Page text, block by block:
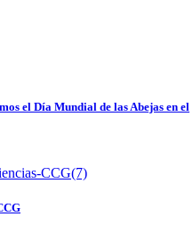
el Día Mundial de las Abejas en el